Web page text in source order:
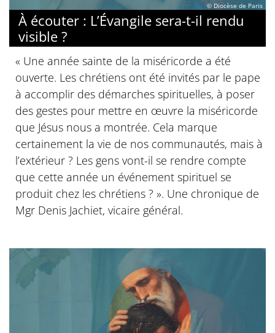
© Diocèse de Paris
À écouter : L’Évangile sera-t-il rendu
visible ?
« Une année sainte de la miséricorde a été
ouverte. Les chrétiens ont été invités par le pape
à accomplir des démarches spirituelles, à poser
des gestes pour mettre en œuvre la miséricorde
que Jésus nous a montrée. Cela marque
certainement la vie de nos communautés, mais à
l’extérieur ? Les gens vont-il se rendre compte
que cette année un événement spirituel se
produit chez les chrétiens ? ». Une chronique de
Mgr Denis Jachiet, vicaire général.